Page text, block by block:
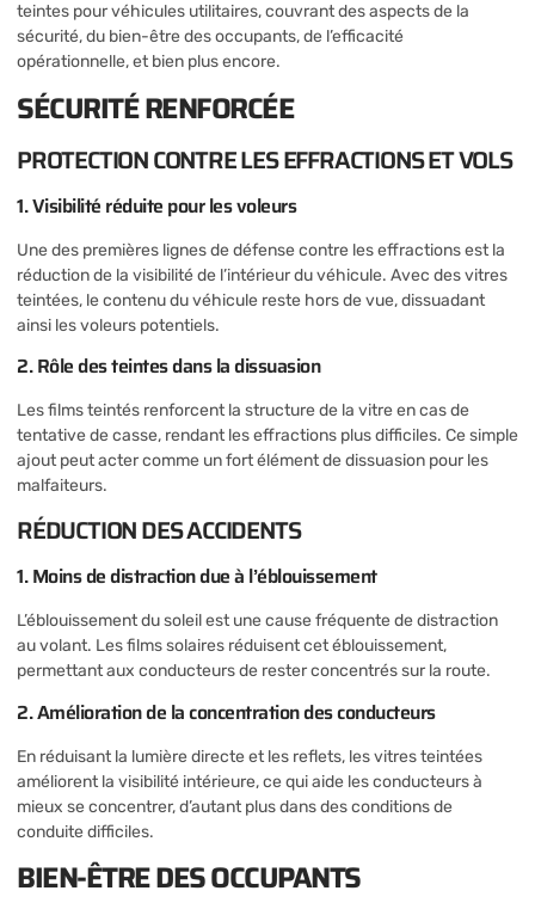
teintes pour véhicules utilitaires, couvrant des aspects de la
sécurité, du bien-être des occupants, de l’efficacité
opérationnelle, et bien plus encore.
SÉCURITÉ RENFORCÉE
PROTECTION CONTRE LES EFFRACTIONS ET VOLS
1. Visibilité réduite pour les voleurs
Une des premières lignes de défense contre les effractions est la
réduction de la visibilité de l’intérieur du véhicule. Avec des vitres
teintées, le contenu du véhicule reste hors de vue, dissuadant
ainsi les voleurs potentiels.
2. Rôle des teintes dans la dissuasion
Les films teintés renforcent la structure de la vitre en cas de
tentative de casse, rendant les effractions plus difficiles. Ce simple
ajout peut acter comme un fort élément de dissuasion pour les
malfaiteurs.
RÉDUCTION DES ACCIDENTS
1. Moins de distraction due à l’éblouissement
L’éblouissement du soleil est une cause fréquente de distraction
au volant. Les films solaires réduisent cet éblouissement,
permettant aux conducteurs de rester concentrés sur la route.
2. Amélioration de la concentration des conducteurs
En réduisant la lumière directe et les reflets, les vitres teintées
améliorent la visibilité intérieure, ce qui aide les conducteurs à
mieux se concentrer, d’autant plus dans des conditions de
conduite difficiles.
BIEN-ÊTRE DES OCCUPANTS